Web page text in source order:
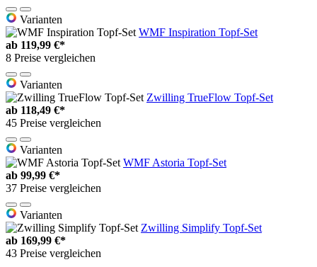
Varianten
WMF Inspiration Topf-Set
ab 119,99 €*
8 Preise vergleichen
Varianten
Zwilling TrueFlow Topf-Set
ab 118,49 €*
45 Preise vergleichen
Varianten
WMF Astoria Topf-Set
ab 99,99 €*
37 Preise vergleichen
Varianten
Zwilling Simplify Topf-Set
ab 169,99 €*
43 Preise vergleichen